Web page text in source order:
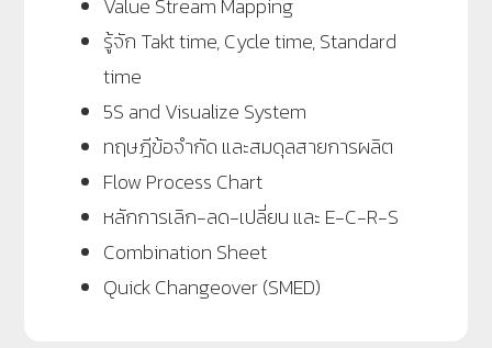
Value Stream Mapping
รู้จัก Takt time, Cycle time, Standard
time
5S and Visualize System
ทฤษฎีข้อจำกัด และสมดุลสายการผลิต
Flow Process Chart
หลักการเลิก-ลด-เปลี่ยน และ E-C-R-S
Combination Sheet
Quick Changeover (SMED)